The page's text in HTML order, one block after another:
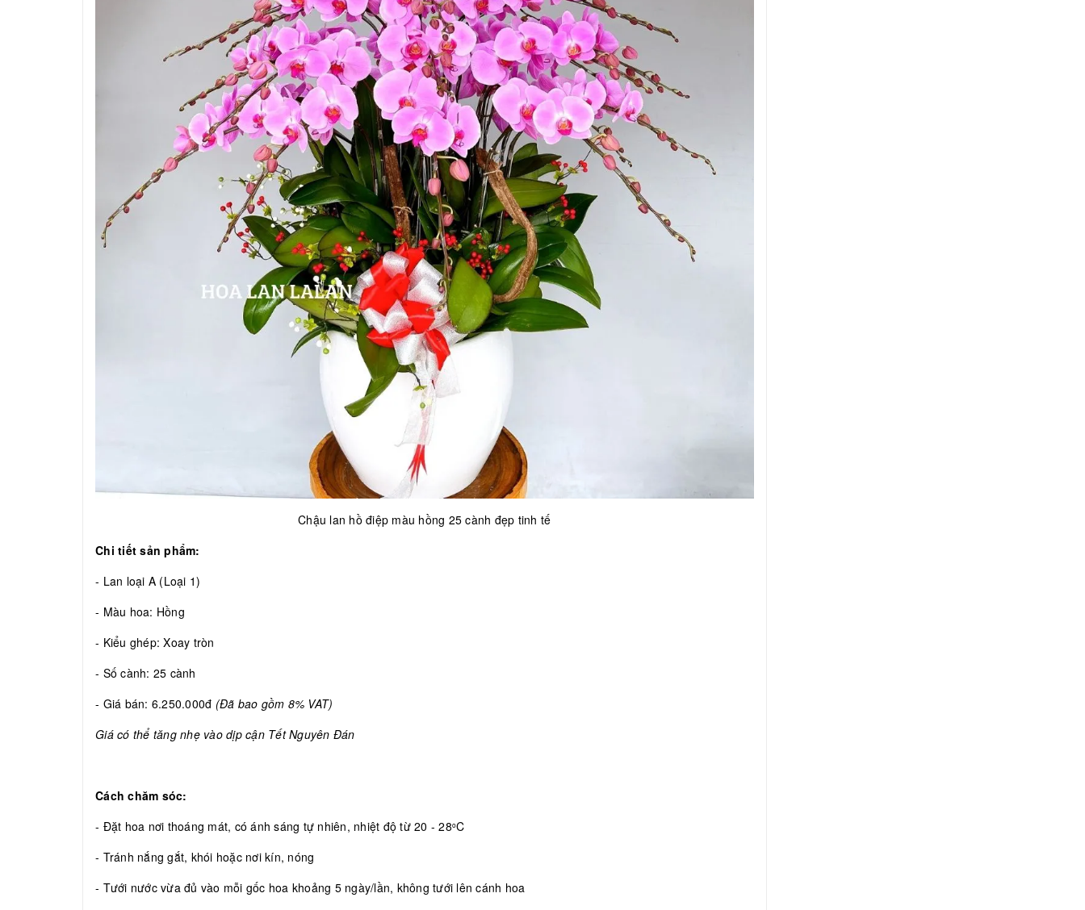
Chậu lan hồ điệp màu hồng 25 cành đẹp tinh tế
Chi tiết sản phẩm:
- Lan loại A (Loại 1)
- Màu hoa: Hồng
- Kiểu ghép: Xoay tròn
- Số cành: 25 cành
- Giá bán: 6.250.000đ (Đã bao gồm 8% VAT)
Giá có thể tăng nhẹ vào dịp cận Tết Nguyên Đán
Cách chăm sóc:
- Đặt hoa nơi thoáng mát, có ánh sáng tự nhiên, nhiệt độ từ 20 - 28oC
- Tránh nắng gắt, khói hoặc nơi kín, nóng
- Tưới nước vừa đủ vào mỗi gốc hoa khoảng 5 ngày/lần, không tưới lên cánh hoa